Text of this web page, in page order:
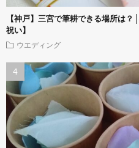
【神戸】三宮で筆耕できる場所は
祝い】
ウエディング